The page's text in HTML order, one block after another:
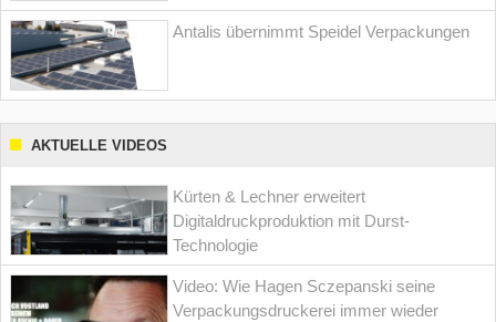
Antalis übernimmt Speidel Verpackungen
AKTUELLE VIDEOS
Kürten & Lechner erweitert
Digitaldruckproduktion mit Durst-
Technologie
Video: Wie Hagen Sczepanski seine
Verpackungsdruckerei immer wieder